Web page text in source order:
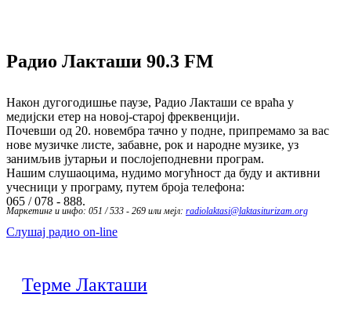
Радио Лакташи 90.3 FM
Након дугогодишње паузе, Радио Лакташи се враћа у
медијски етер на новој-старој фреквенцији.
Почевши од 20. новембра тачно у подне, припремамо за вас
нове музичке листе, забавне, рок и народне музике, уз
занимљив јутарњи и послојеподневни програм.
Нашим слушаоцима, нудимо могућност да буду и активни
учесници у програму, путем броја телефона:
065 / 078 - 888.
Маркетинг и инфо: 051 / 533 - 269 или мејл: radiolaktasi@laktasiturizam.org
Слушај радио on-line
Терме Лакташи